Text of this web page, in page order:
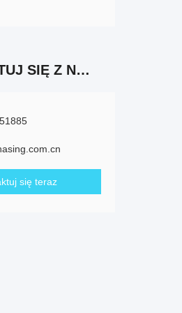
SKONTAKTUJ SIĘ Z NAMI
się teraz